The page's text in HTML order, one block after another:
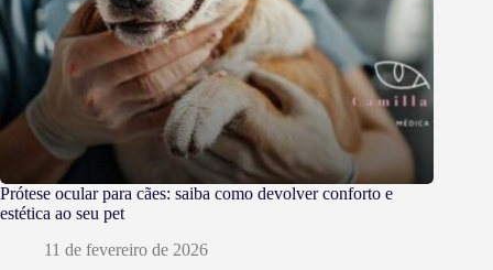
Prótese ocular para cães: saiba como devolver conforto e
estética ao seu pet
11 de fevereiro de 2026